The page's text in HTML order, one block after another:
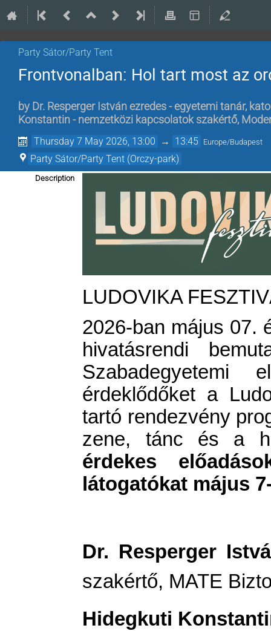
Party Sátor/Party Tent
Frontvonalban: Hol tart most az
by Dr. Resperger István ezredes - egyetemi tanár,
Konstantin - nemzetközi kapcsolatok szakértő,
Thursday 7 May 2026, 13:00 → 13:45 Europe/Budapest
Party Sátor/Party Tent (Orczy-park)
Description
LUDOVIKA
2026-ban május 07.
hivatásrendi
érdeklődőket a
tartó rendezvény
zene, tánc és a
érdekes
látogatókat május
Dr. Resperger
szakértő, MATE
Hidegkuti